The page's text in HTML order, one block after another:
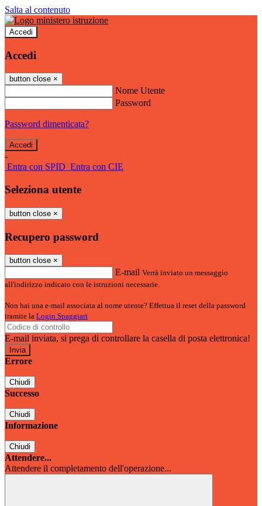
Salta al contenuto
Accedi
Accedi
button close ×
Nome Utente
Password
Password dimenticata?
-
Entra con SPID Entra con CIE
Seleziona utente
button close ×
Recupero password
button close ×
E-mail Verrà inviato un messaggio
all'indirizzo indicato con le istruzioni necessarie.
Non hai una e-mail associata al nome utente? Effettua il reset della password
tramite la Login Spaggiari
E-mail inviata, si prega di controllare la casella di posta elettronica!
Errore
Chiudi
Successo
Chiudi
Informazione
Chiudi
Attendere...
Attendere il completamento dell'operazione...